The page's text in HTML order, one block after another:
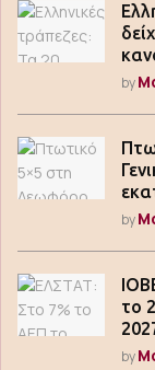
by
by
το
by